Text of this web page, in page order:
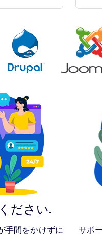
ださい.
手間をかけずに
サポ